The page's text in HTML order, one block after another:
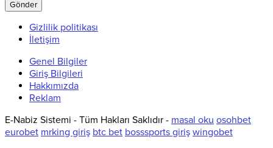
Gizlilik politikası
İletişim
Genel Bilgiler
Giriş Bilgileri
Hakkımızda
Reklam
E-Nabiz Sistemi - Tüm Hakları Saklıdır - masal oku osohbet
eurobet mrking giriş btc bet bosssports giriş wingobet